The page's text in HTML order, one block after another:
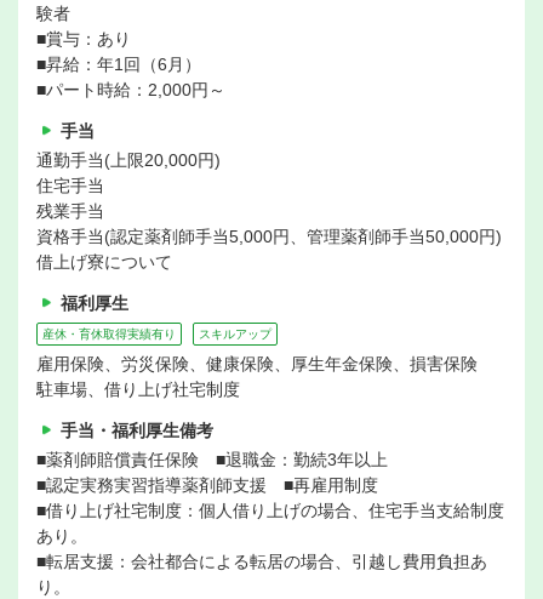
験者
■賞与：あり
■昇給：年1回（6月）
■パート時給：2,000円～
手当
通勤手当(上限20,000円)
住宅手当
残業手当
資格手当(認定薬剤師手当5,000円、管理薬剤師手当50,000円)
借上げ寮について
福利厚生
産休・育休取得実績有り スキルアップ
雇用保険、労災保険、健康保険、厚生年金保険、損害保険
駐車場、借り上げ社宅制度
手当・福利厚生備考
■薬剤師賠償責任保険 ■退職金：勤続3年以上
■認定実務実習指導薬剤師支援 ■再雇用制度
■借り上げ社宅制度：個人借り上げの場合、住宅手当支給制度
あり。
■転居支援：会社都合による転居の場合、引越し費用負担あ
り。